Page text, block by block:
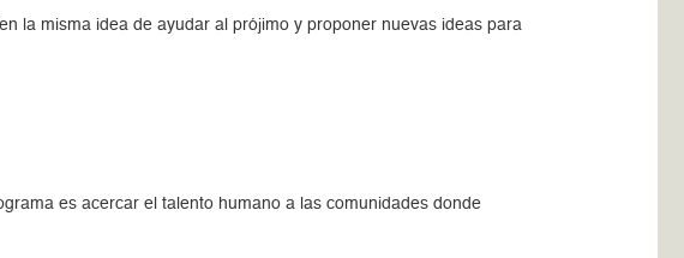
la misma idea de ayudar al prójimo y proponer nuevas ideas para
es acercar el talento humano a las comunidades donde